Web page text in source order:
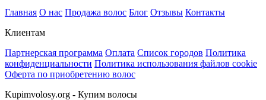
Главная О нас Продажа волос Блог Отзывы Контакты
Клиентам
Партнерская программа Оплата Список городов Политика
конфиденциальности Политика использования файлов cookie
Оферта по приобретению волос
Kupimvolosy.org - Купим волосы